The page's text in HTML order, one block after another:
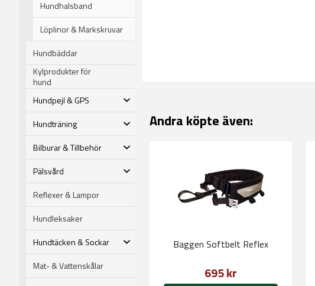
Hundhalsband
Löplinor & Markskruvar
Hundbäddar
Kylprodukter för
hund
Hundpejl & GPS
Hundträning
Bilburar & Tillbehör
Pälsvård
Reflexer & Lampor
Hundleksaker
Hundtäcken & Sockar
Mat- & Vattenskålar
Andra köpte även:
Baggen Softbelt Reflex
695 kr